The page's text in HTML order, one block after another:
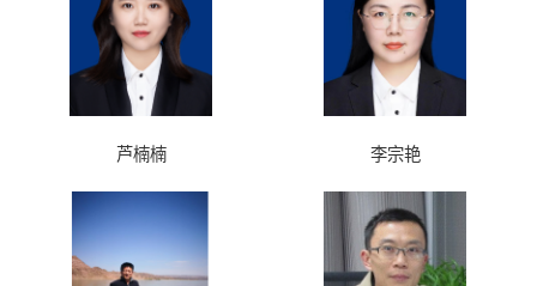
芦楠楠 李宗艳